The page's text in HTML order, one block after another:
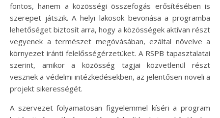
fontos, hanem a közösségi összefogás erősítésében is
szerepet játszik. A helyi lakosok bevonása a programba
lehetőséget biztosít arra, hogy a közösségek aktívan részt
vegyenek a természet megóvásában, ezáltal növelve a
környezet iránti felelősségérzetüket. A RSPB tapasztalatai
szerint, amikor a közösség tagjai közvetlenül részt
vesznek a védelmi intézkedésekben, az jelentősen növeli a
projekt sikerességét.
A szervezet folyamatosan figyelemmel kíséri a program